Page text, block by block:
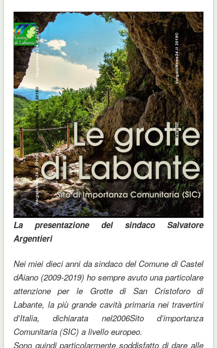
La presentazione del sindaco Salvatore
Argentieri
Nei miei dieci anni da sindaco del Comune di Castel
dAiano (2009-2019) ho sempre avuto una particolare
attenzione per le Grotte di San Cristoforo di
Labante, la più grande cavità primaria nei travertini
d’Italia, dichiarata nel2006Sito d’importanza
Comunitaria (SIC) a livello europeo.
Sono quindi particolarmente soddisfatto di dare alle